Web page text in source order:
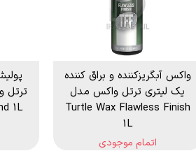
واکس آبگریزکننده و براق کننده
یک لیتری ترتل واکس مدل
Turtle Wax Flawless Finish
1L
اتمام موجودی
1L